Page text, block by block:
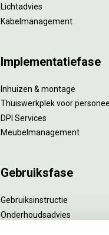
Lichtadvies
Kabelmanagement
Implementatiefase
Inhuizen & montage
Thuiswerkplek voor personeel
DPI Services
Meubelmanagement
Gebruiksfase
Gebruiksinstructie
Onderhoudsadvies